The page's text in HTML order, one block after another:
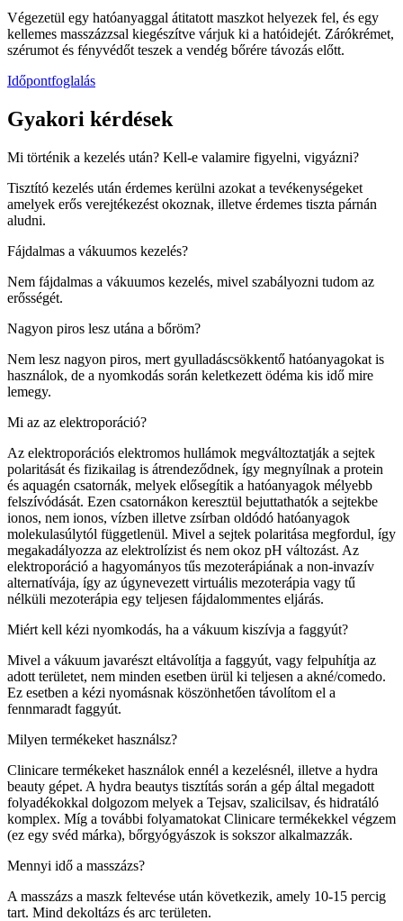
Végezetül egy hatóanyaggal átitatott maszkot helyezek fel, és egy
kellemes masszázzsal kiegészítve várjuk ki a hatóidejét. Zárókrémet,
szérumot és fényvédőt teszek a vendég bőrére távozás előtt.
Időpontfoglalás
Gyakori kérdések
Mi történik a kezelés után? Kell-e valamire figyelni, vigyázni?
Tisztító kezelés után érdemes kerülni azokat a tevékenységeket
amelyek erős verejtékezést okoznak, illetve érdemes tiszta párnán
aludni.
Fájdalmas a vákuumos kezelés?
Nem fájdalmas a vákuumos kezelés, mivel szabályozni tudom az
erősségét.
Nagyon piros lesz utána a bőröm?
Nem lesz nagyon piros, mert gyulladáscsökkentő hatóanyagokat is
használok, de a nyomkodás során keletkezett ödéma kis idő mire
lemegy.
Mi az az elektroporáció?
Az elektroporációs elektromos hullámok megváltoztatják a sejtek
polaritását és fizikailag is átrendeződnek, így megnyílnak a protein
és aquagén csatornák, melyek elősegítik a hatóanyagok mélyebb
felszívódását. Ezen csatornákon keresztül bejuttathatók a sejtekbe
ionos, nem ionos, vízben illetve zsírban oldódó hatóanyagok
molekulasúlytól függetlenül. Mivel a sejtek polaritása megfordul, így
megakadályozza az elektrolízist és nem okoz pH változást. Az
elektroporáció a hagyományos tűs mezoterápiának a non-invazív
alternatívája, így az úgynevezett virtuális mezoterápia vagy tű
nélküli mezoterápia egy teljesen fájdalommentes eljárás.
Miért kell kézi nyomkodás, ha a vákuum kiszívja a faggyút?
Mivel a vákuum javarészt eltávolítja a faggyút, vagy felpuhítja az
adott területet, nem minden esetben ürül ki teljesen a akné/comedo.
Ez esetben a kézi nyomásnak köszönhetően távolítom el a
fennmaradt faggyút.
Milyen termékeket használsz?
Clinicare termékeket használok ennél a kezelésnél, illetve a hydra
beauty gépet. A hydra beautys tisztítás során a gép által megadott
folyadékokkal dolgozom melyek a Tejsav, szalicilsav, és hidratáló
komplex. Míg a további folyamatokat Clinicare termékekkel végzem
(ez egy svéd márka), bőrgyógyászok is sokszor alkalmazzák.
Mennyi idő a masszázs?
A masszázs a maszk feltevése után következik, amely 10-15 percig
tart. Mind dekoltázs és arc területen.